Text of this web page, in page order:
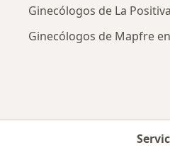
Ginecólogos de La
Ginecólogos de Mapfre